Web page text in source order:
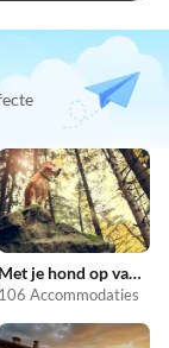
Met je hond op vakantie
106 Accommodaties